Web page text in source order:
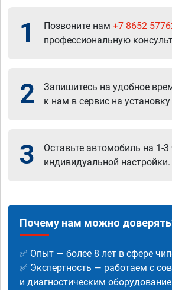
1 Позвоните нам +7 8652
профессиональную
2
Запишитесь на удобное
к нам в сервис на
3
Оставьте автомобиль на 1-3
индивидуальной настройки.
Почему нам можно
✅ Опыт — более 8 лет в сфере
✅ Экспертность — работаем с
и диагностическим